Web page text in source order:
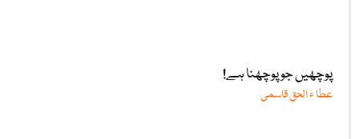
پوچھیں جو پوچھنا ہے!
عطا ء الحق قاسمی